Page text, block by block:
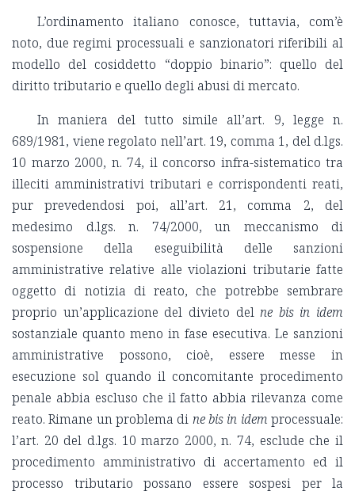
L’ordinamento italiano conosce, tuttavia, com’è
noto, due regimi processuali e sanzionatori riferibili al
modello del cosiddetto “doppio binario”: quello del
diritto tributario e quello degli abusi di mercato.
In maniera del tutto simile all’art. 9, legge n.
689/1981, viene regolato nell’art. 19, comma 1, del d.lgs.
10 marzo 2000, n. 74, il concorso infra-sistematico tra
illeciti amministrativi tributari e corrispondenti reati,
pur prevedendosi poi, all’art. 21, comma 2, del
medesimo d.lgs. n. 74/2000, un meccanismo di
sospensione della eseguibilità delle sanzioni
amministrative relative alle violazioni tributarie fatte
oggetto di notizia di reato, che potrebbe sembrare
proprio un’applicazione del divieto delne bis in idem
sostanziale quanto meno in fase esecutiva. Le sanzioni
amministrative possono, cioè, essere messe in
esecuzione sol quando il concomitante procedimento
penale abbia escluso che il fatto abbia rilevanza come
reato. Rimane un problema di ne bis in idem processuale:
l’art. 20 del d.lgs. 10 marzo 2000, n. 74, esclude che il
procedimento amministrativo di accertamento ed il
processo tributario possano essere sospesi per la